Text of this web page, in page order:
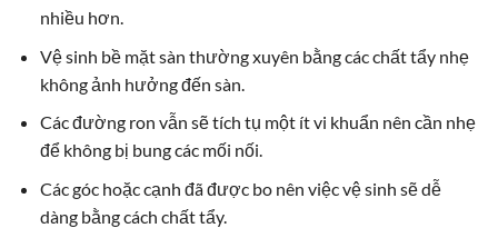
nhiều hơn.
Vệ sinh bề mặt sàn thường xuyên bằng các chất tẩy nhẹ
không ảnh hưởng đến sàn.
Các đường ron vẫn sẽ tích tụ một ít vi khuẩn nên cần nhẹ
để không bị bung các mối nối.
Các góc hoặc cạnh đã được bo nên việc vệ sinh sẽ dễ
dàng bằng cách chất tẩy.